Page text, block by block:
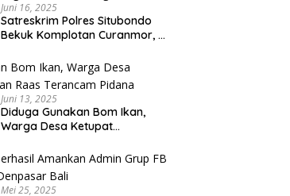
Juni 16, 2025
Satreskrim Polres Situbondo
Bekuk Komplotan Curanmor, 9
Juni 13, 2025
Diduga Gunakan Bom Ikan,
Warga Desa Ketupat
Pidana
Mei 25, 2025